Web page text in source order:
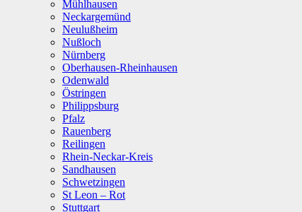
Mühlhausen
Neckargemünd
Neulußheim
Nußloch
Nürnberg
Oberhausen-Rheinhausen
Odenwald
Östringen
Philippsburg
Pfalz
Rauenberg
Reilingen
Rhein-Neckar-Kreis
Sandhausen
Schwetzingen
St Leon – Rot
Stuttgart